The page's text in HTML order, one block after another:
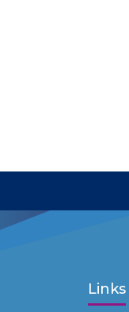
Links